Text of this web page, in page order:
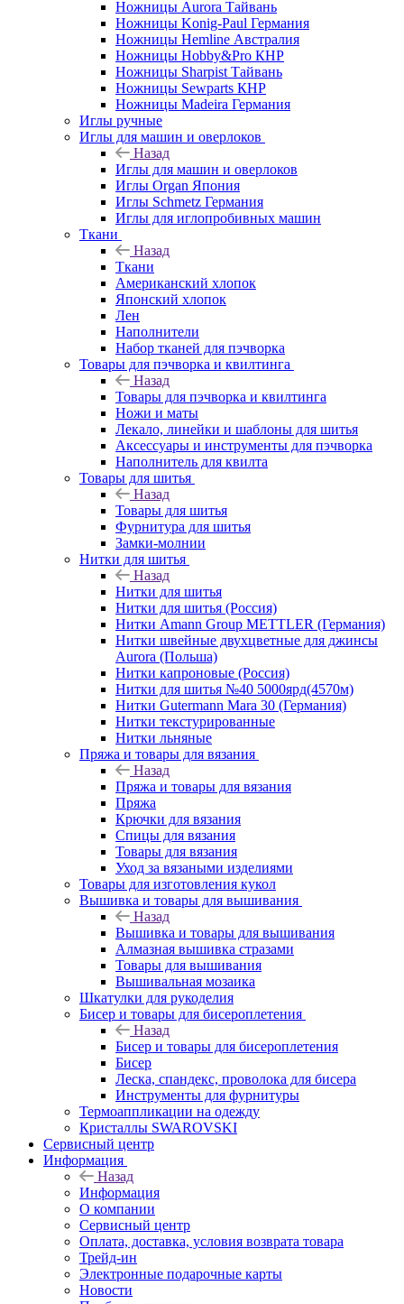
Ножницы Aurora Тайвань
Ножницы Konig-Paul Германия
Ножницы Hemline Австралия
Ножницы Hobby&Pro КНР
Ножницы Sharpist Тайвань
Ножницы Sewparts КНР
Ножницы Madeira Германия
Иглы ручные
Иглы для машин и оверлоков
Назад
Иглы для машин и оверлоков
Иглы Organ Япония
Иглы Schmetz Германия
Иглы для иглопробивных машин
Ткани
Назад
Ткани
Американский хлопок
Японский хлопок
Лен
Наполнители
Набор тканей для пэчворка
Товары для пэчворка и квилтинга
Назад
Товары для пэчворка и квилтинга
Ножи и маты
Лекало, линейки и шаблоны для шитья
Аксессуары и инструменты для пэчворка
Наполнитель для квилта
Товары для шитья
Назад
Товары для шитья
Фурнитура для шитья
Замки-молнии
Нитки для шитья
Назад
Нитки для шитья
Нитки для шитья (Россия)
Нитки Amann Group METTLER (Германия)
Нитки швейные двухцветные для джинсы
Aurora (Польша)
Нитки капроновые (Россия)
Нитки для шитья №40 5000ярд(4570м)
Нитки Gutermann Mara 30 (Германия)
Нитки текстурированные
Нитки льняные
Пряжа и товары для вязания
Назад
Пряжа и товары для вязания
Пряжа
Крючки для вязания
Спицы для вязания
Товары для вязания
Уход за вязаными изделиями
Товары для изготовления кукол
Вышивка и товары для вышивания
Назад
Вышивка и товары для вышивания
Алмазная вышивка стразами
Товары для вышивания
Вышивальная мозаика
Шкатулки для рукоделия
Бисер и товары для бисероплетения
Назад
Бисер и товары для бисероплетения
Бисер
Леска, спандекс, проволока для бисера
Инструменты для фурнитуры
Термоаппликации на одежду
Кристаллы SWAROVSKI
Сервисный центр
Информация
Назад
Информация
О компании
Сервисный центр
Оплата, доставка, условия возврата товара
Трейд-ин
Электронные подарочные карты
Новости